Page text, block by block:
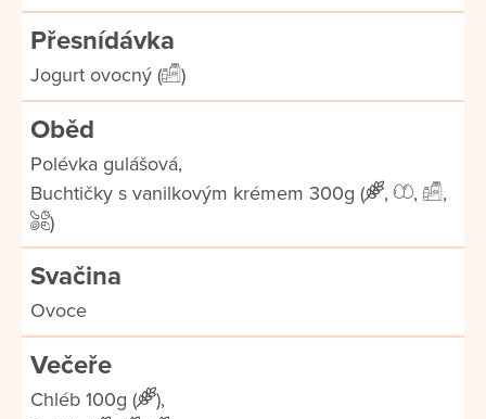
Přesnídávka
Jogurt ovocný ( )
Oběd
Polévka gulášová,
Buchtičky s vanilkovým krémem 300g (
, ,
,
)
Svačina
Ovoce
Večeře
Chléb 100g (
),